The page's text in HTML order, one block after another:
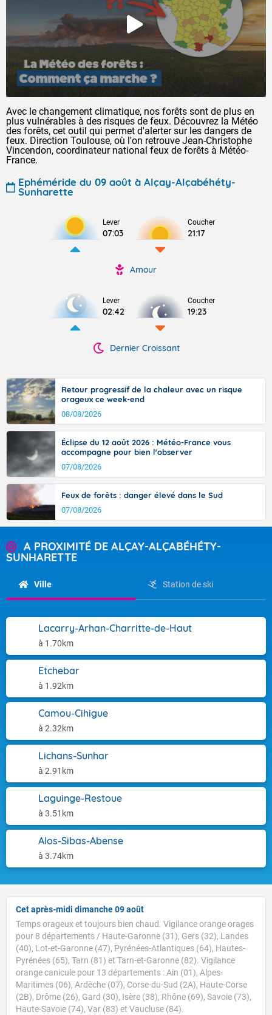
Avec le changement climatique, nos forêts sont de plus en
plus vulnérables à des risques de feux. Découvrez la Météo
des forêts, cet outil qui permet d'alerter sur les dangers de
feux. Direction Toulouse, où l'on retrouve Jean-Christophe
Vincendon, coordinateur national feux de forêts à Météo-
France.
Ephéméride du 09 août à Alçay-Alçabéhéty-
Sunharette
Lever
07:03
Coucher
21:17
Amour
Lever
02:42
Coucher
19:23
Dernier Croissant
Retour progressif de la chaleur avec un risque
orageux ce week-end
08/08/2026
Éclipse du 12 août 2026 : Météo-France vous
accompagne pour bien l'observer
07/08/2026
Feux de forêts : danger élevé dans le Sud
07/08/2026
A PROXIMITÉ DE ALÇAY-ALÇABÉHÉTY-
SUNHARETTE
Ville Station de ski
Lacarry-Arhan-Charritte-de-Haut
à 1.70km
Etchebar
à 1.92km
Camou-Cihigue
à 2.32km
Lichans-Sunhar
à 2.91km
Laguinge-Restoue
à 3.51km
Alos-Sibas-Abense
à 3.74km
Cet après-midi dimanche 09 août
Temps orageux et toujours bien chaud. Vigilance orange orages
pour 8 départements / Haute-Garonne (31), Gers (32), Landes
(40), Lot-et-Garonne (47), Pyrénées-Atlantiques (64), Hautes-
Pyrénées (65), Tarn (81) et Tarn-et-Garonne (82). Vigilance
orange canicule pour 13 départements : Ain (01), Alpes-
Maritimes (06), Ardèche (07), Corse-du-Sud (2A), Haute-Corse
(2B), Drôme (26), Gard (30), Isère (38), Rhône (69), Savoie (73),
Haute-Savoie (74), Var (83) et Vaucluse (84).